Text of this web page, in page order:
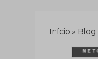
Início » Blog